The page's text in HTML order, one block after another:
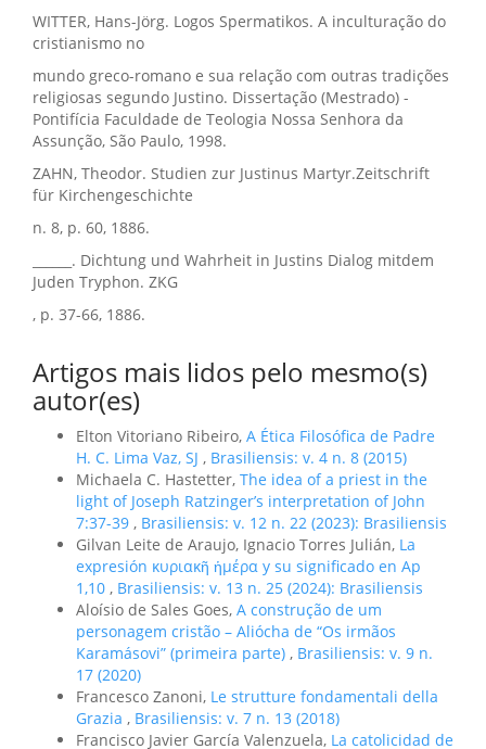
WITTER, Hans-Jörg. Logos Spermatikos. A inculturação do
cristianismo no
mundo greco-romano e sua relação com outras tradições
religiosas segundo Justino. Dissertação (Mestrado) -
Pontifícia Faculdade de Teologia Nossa Senhora da
Assunção, São Paulo, 1998.
ZAHN, Theodor. Studien zur Justinus Martyr.Zeitschrift
für Kirchengeschichte
n. 8, p. 60, 1886.
______. Dichtung und Wahrheit in Justins Dialog mitdem
Juden Tryphon. ZKG
, p. 37-66, 1886.
Artigos mais lidos pelo mesmo(s)
autor(es)
Elton Vitoriano Ribeiro, A Ética Filosófica de Padre
H. C. Lima Vaz, SJ , Brasiliensis: v. 4 n. 8 (2015)
Michaela C. Hastetter, The idea of a priest in the
light of Joseph Ratzinger’s interpretation of John
7:37-39 , Brasiliensis: v. 12 n. 22 (2023): Brasiliensis
Gilvan Leite de Araujo, Ignacio Torres Julián, La
expresión κυριακῆ ἡμέρα y su significado en Ap
1,10 , Brasiliensis: v. 13 n. 25 (2024): Brasiliensis
Aloísio de Sales Goes, A construção de um
personagem cristão – Aliócha de “Os irmãos
Karamásovi” (primeira parte) , Brasiliensis: v. 9 n.
17 (2020)
Francesco Zanoni, Le strutture fondamentali della
Grazia , Brasiliensis: v. 7 n. 13 (2018)
Francisco Javier García Valenzuela, La catolicidad de